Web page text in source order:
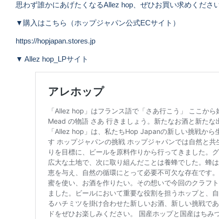
思わず誰かにあげたくなるAllez hop、ぜひお買い求めくださ
▼購入はこちら（ホップジャパン公式ECサイト）
https://hopjapan.stores.jp
▼ Allez hop_LPサイト